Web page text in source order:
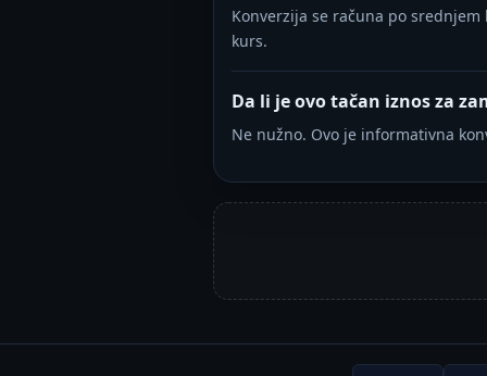
Konverzija se računa po
kurs.
Da li je ovo tačan iznos za
Ne nužno. Ovo je informativna